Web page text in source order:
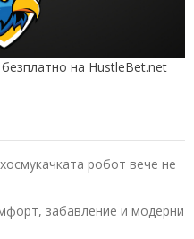
на HustleBet.net
робот вече не
забавление и модерни